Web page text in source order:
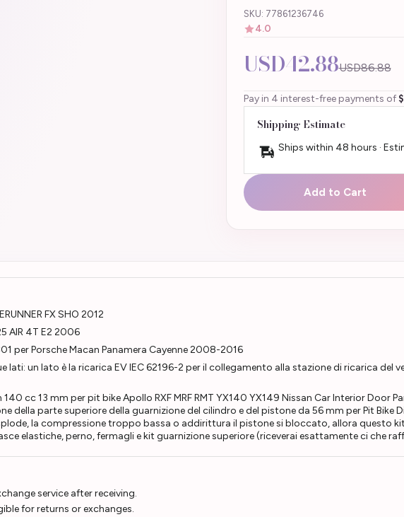
SKU: 77861236746
4.0
USD42.88USD86.88
Pay in 4 interest-free payments of
Shipping Estimate
Ships within 48 hours ·
Add to Cart
FX SHO 2012
AIR 4T E2 2006
per Porsche Macan Panamera Cayenne 2008-2016
lati: un lato è la ricarica EV IEC 62196-2 per il collegamento alla stazione di ricarica del
cc 13 mm per pit bike Apollo RXF MRF RMT YX140 YX149 Nissan Car Interior Door
della parte superiore della guarnizione del cilindro e del pistone da 56 mm per Pit Bike
la compressione troppo bassa o addirittura il pistone si bloccato, allora questo
elastiche, perno, fermagli e kit guarnizione superiore (riceverai esattamente ci che
service after receiving.
for returns or exchanges.